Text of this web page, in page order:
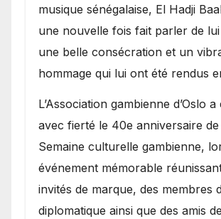
royale.
musique sénégalaise, El Hadji
une nouvelle fois fait parler de
une belle consécration et un
hommage qui lui ont été rendus
​L’Association gambienne d’Oslo
avec fierté le 40e anniversaire
Semaine culturelle gambienne,
événement mémorable
invités de marque, des membres
diplomatique ainsi que des amis